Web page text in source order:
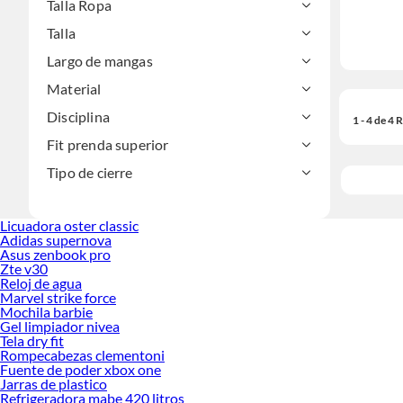
Talla Ropa
Talla
Largo de mangas
Material
Disciplina
Fit prenda superior
Tipo de cierre
1 - 4 de 4
Licuadora oster classic
Adidas supernova
Asus zenbook pro
Zte v30
Reloj de agua
Marvel strike force
Mochila barbie
Gel limpiador nivea
Tela dry fit
Rompecabezas clementoni
Fuente de poder xbox one
Jarras de plastico
Refrigeradora mabe 420 litros